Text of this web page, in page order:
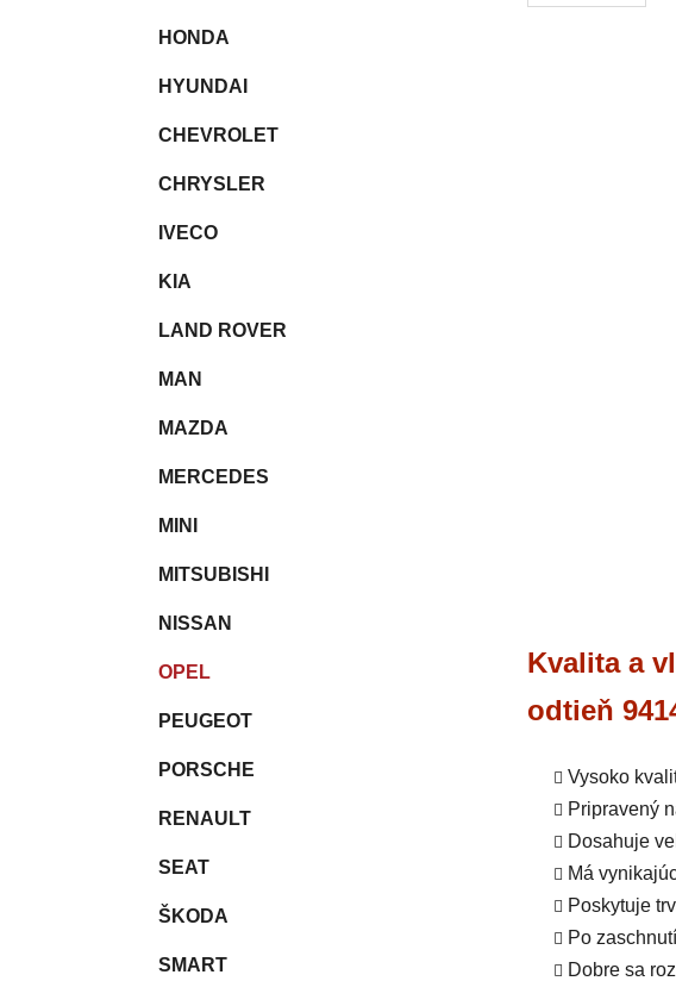
HONDA
HYUNDAI
CHEVROLET
CHRYSLER
IVECO
KIA
LAND ROVER
MAN
MAZDA
MERCEDES
MINI
MITSUBISHI
NISSAN
OPEL
PEUGEOT
PORSCHE
RENAULT
SEAT
ŠKODA
SMART
Kvalita a
odtieň
Vysoko
Pripravený
Dosahuje
Má
Poskytuje
Po
Dobre sa